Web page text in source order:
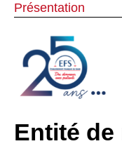
Présentation
Entité